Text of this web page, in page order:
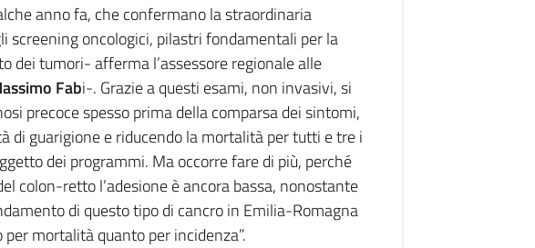
anno fa, che confermano la straordinaria
screening oncologici, pilastri fondamentali per la
dei tumori- afferma l’assessore regionale alle
Fabi-. Grazie a questi esami, non invasivi, si
precoce spesso prima della comparsa dei sintomi,
di guarigione e riducendo la mortalità per tutti e tre i
dei programmi. Ma occorre fare di più, perché
colon-retto l’adesione è ancora bassa, nonostante
di questo tipo di cancro in Emilia-Romagna
mortalità quanto per incidenza”.